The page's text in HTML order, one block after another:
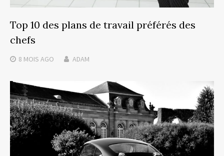
Top 10 des plans de travail préférés des
chefs
8 MOIS AGO ADAM